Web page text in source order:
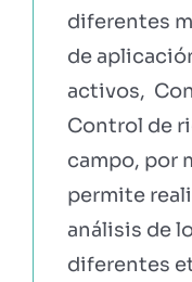
diferentes
de
activos,
Control de
campo, por
permite
análisis de
diferentes